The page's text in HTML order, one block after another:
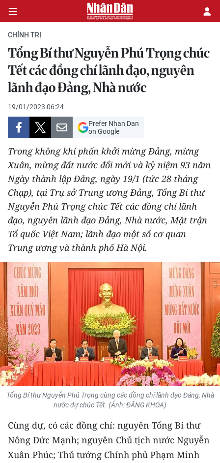
CHÍNH TRỊ
KINH TẾ
VĂN HÓA
XÃ HỘI
PHÁP LUẬT
DU LỊCH
THẾ GIỚI
THỂ THAO
GIÁO DỤC
Y TẾ
KHOA HỌC - CÔNG NGHỆ
MÔI TRƯỜNG
BẠN ĐỌC
KIỂM CHỨNG THÔNG TIN
TRI THỨC CHUYÊN SÂU
54 DÂN TỘC VIỆT NAM
CHƯƠNG TRÌNH OCOP - MỖI XÃ
MỘT SẢN PHẨM
CHÍNH TRỊ
Tổng Bí thư Nguyễn Phú Trọng chúc
Tết các đồng chí lãnh đạo, nguyên
lãnh đạo Đảng, Nhà nước
19/01/2023 06:24
Prefer Nhan Dan
on Google
Trong không khí phấn khởi mừng Đảng, mừng
Xuân, mừng đất nước đổi mới và kỷ niệm 93 năm
Ngày thành lập Đảng, ngày 19/1 (tức 28 tháng
Chạp), tại Trụ sở Trung ương Đảng, Tổng Bí thư
Nguyễn Phú Trọng chúc Tết các đồng chí lãnh
đạo, nguyên lãnh đạo Đảng, Nhà nước, Mặt trận
Tổ quốc Việt Nam; lãnh đạo một số cơ quan
Trung ương và thành phố Hà Nội.
Tổng Bí thư Nguyễn Phú Trọng cùng các đồng chí lãnh đạo Đảng, Nhà
nước dự chúc Tết. (Ảnh: ĐĂNG KHOA)
Cùng dự, có các đồng chí: nguyên Tổng Bí thư
Nông Đức Mạnh; nguyên Chủ tịch nước Nguyễn
Xuân Phúc; Thủ tướng Chính phủ Phạm Minh